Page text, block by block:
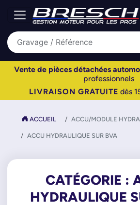
Vente de pièces détachées
professionnels
LIVRAISON GRATUITE dès
ACCUEIL ACCU/MODULE
ACCU HYDRAULIQUE SUR BVA
CATÉGORIE :
HYDRAULIQUE